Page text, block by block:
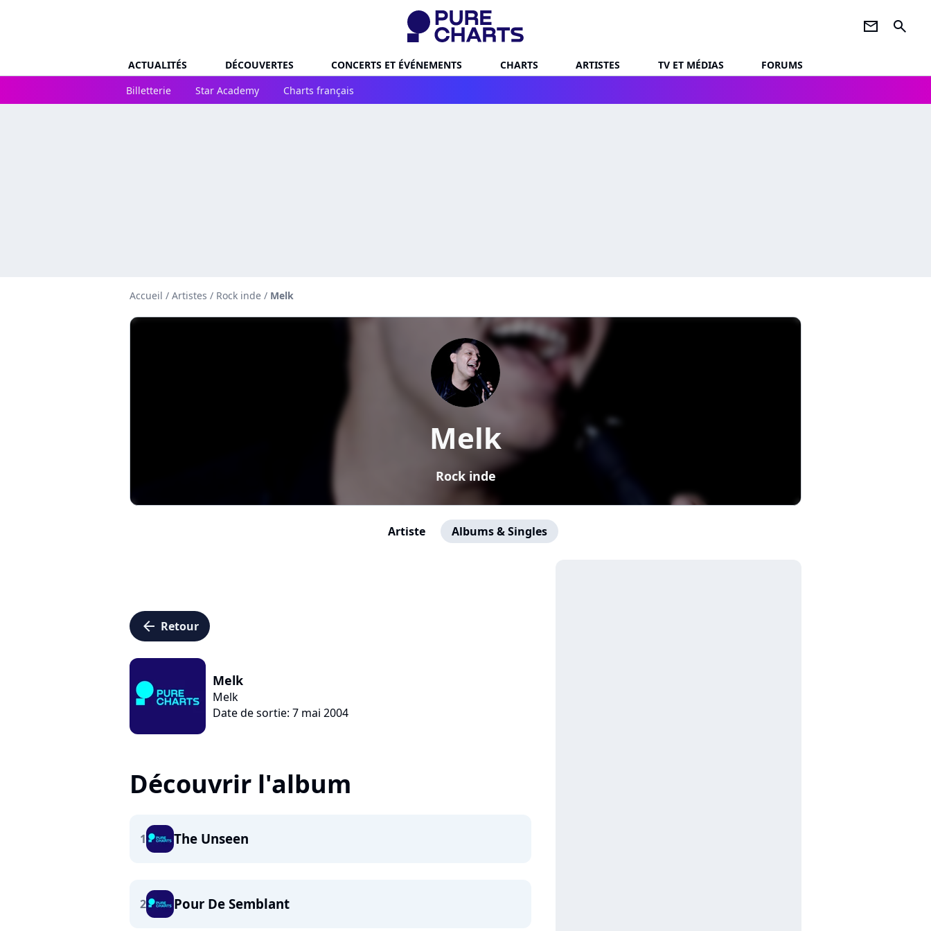
newsletter search
ACTUALITÉS DÉCOUVERTES CONCERTS ET ÉVÉNEMENTS CHARTS ARTISTES TV ET MÉDIAS
FORUMS
Billetterie
Star Academy Charts français
Accueil / Artistes / Rock inde / Melk
Melk
Rock inde
Artiste Albums & Singles
arrow_left Retour
Melk
Melk
Date de sortie: 7 mai 2004
Découvrir l'album
1 The Unseen
2 Pour De Semblant